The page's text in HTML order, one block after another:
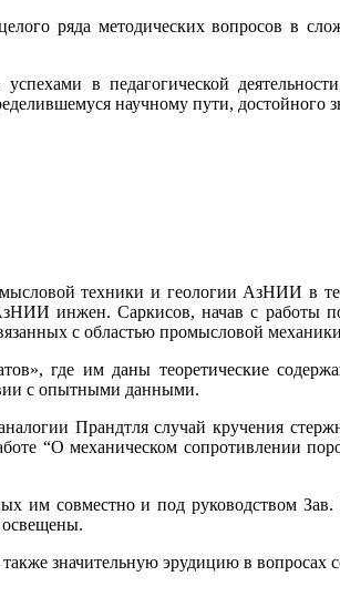
ряда методических вопросов в
в педагогической
научному пути, достойного
техники и геологии АзНИИ в
инжен. Саркисов, начав с работы
с областью промысловой
где им даны теоретические
с опытными данными.
Прандтля случай кручения
“О механическом сопротивлении
им совместно и под руководством
значительную эрудицию в вопросах